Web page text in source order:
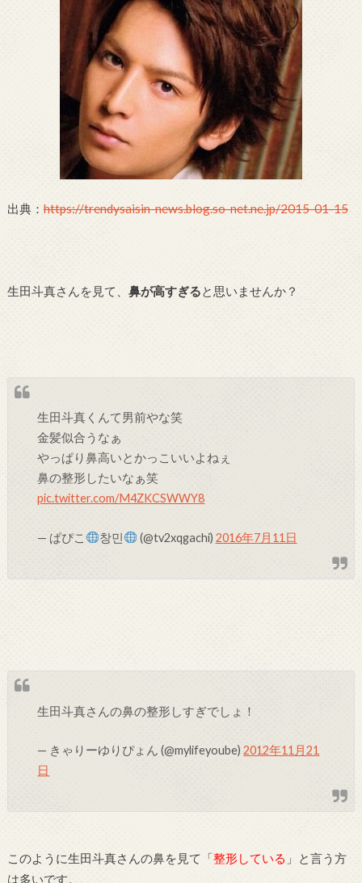
出典： https://trendysaisin-news.blog.so-net.ne.jp/2015-01-15
生田斗真さんを見て、 鼻が高すぎる と思いませんか？
生田斗真くんて男前やな笑
金髪似合うなぁ
やっぱり鼻高いとかっこいいよねぇ
鼻の整形したいなぁ笑
pic.twitter.com/M4ZKCSWWY8
— ぱぴこ 창민 (@tv2xqgachi) 2016年7月11日
生田斗真さんの鼻の整形しすぎでしょ！
— きゃりーゆりぴょん (@mylifeyoube)2012年11月21
日
このように生田斗真さんの鼻を見て「整形している 」と言う方
は多いです。